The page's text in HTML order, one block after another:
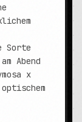
Sorte
Abend
x